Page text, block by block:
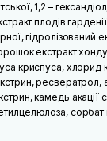
1,2 –
плодів
гідролізований
екстракт
криспуса, хлорид
ресвератрол,
камедь акації
сорбат